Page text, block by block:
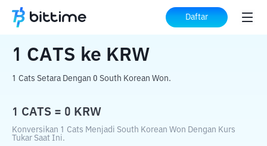
Daftar
Beranda Konverter Kripto KRW
1 CATS ke KRW
1 Cats Setara Dengan 0 South Korean Won.
1 CATS = 0 KRW
Konversikan 1 Cats Menjadi South Korean Won Dengan Kurs
Tukar Saat Ini.